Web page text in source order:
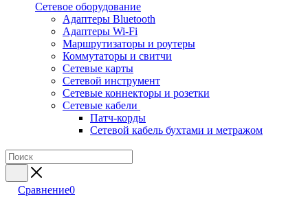
Сетевое оборудование
Адаптеры Bluetooth
Адаптеры Wi-Fi
Маршрутизаторы и роутеры
Коммутаторы и свитчи
Сетевые карты
Сетевой инструмент
Сетевые коннекторы и розетки
Сетевые кабели
Патч-корды
Сетевой кабель бухтами и метражом
Сравнение0